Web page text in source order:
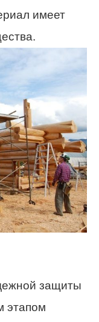
имеет
защиты
этапом